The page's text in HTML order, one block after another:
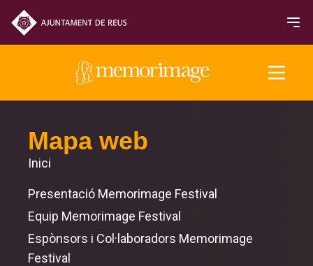
Edició 2025
NOTICIES
Entrades i horaris
Mapa web
Inici
Presentació Memorimage Festival
Equip Memorimage Festival
Espònsors i Col·laboradors Memorimage
Festival